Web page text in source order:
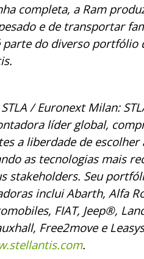
completa, a Ram
e de transportar
parte do diverso portfólio
/ Euronext Milan:
líder global,
a liberdade de escolher
as tecnologias mais
stakeholders. Seu
inclui Abarth, Alfa
FIAT, Jeep®,
Free2move e
.